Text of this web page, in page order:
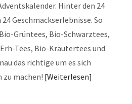
Hinter den 24
Geschmackserlebnisse. So
Grüntees, Bio-Schwarztees,
Tees, Bio-Kräutertees und
das richtige um es sich
zu machen! Weiterlesen